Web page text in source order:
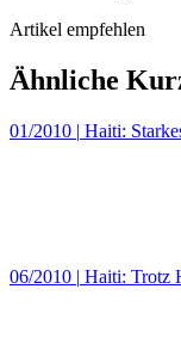
Artikel empfehlen
Ähnliche
01/2010 | Haiti:
06/2010 | Haiti: Trotz